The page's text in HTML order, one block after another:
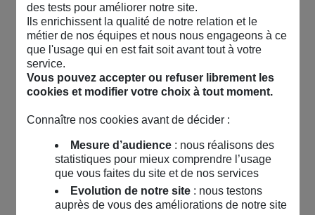
des tests pour améliorer notre site.
Ils enrichissent la qualité de notre relation et le
métier de nos équipes et nous nous engageons à ce
que l'usage qui en est fait soit avant tout à votre
service.
Vous pouvez accepter ou refuser librement les
cookies et modifier votre choix à tout moment.
Connaître nos cookies avant de décider :
Mesure d’audience: nous réalisons des
statistiques pour mieux comprendre l’usage
que vous faites du site et de nos services
Evolution de notre site: nous testons
auprès de vous des améliorations de notre site